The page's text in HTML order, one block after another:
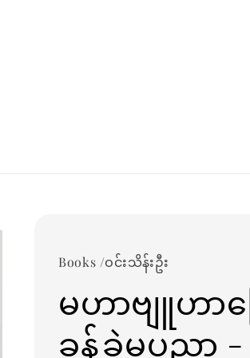
Books /ဝင်းသိန်းဦး
မဟာဗျူဟာမ
ခန့်ခွဲမှုပညာ -